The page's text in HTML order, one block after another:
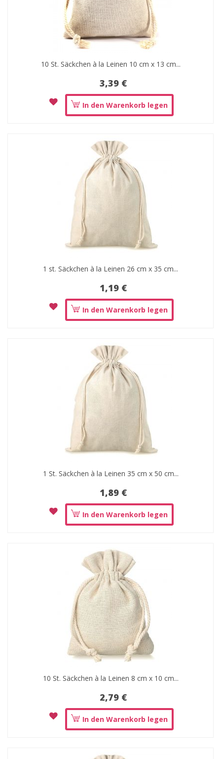
10 St. Säckchen à la Leinen 10 cm x 13 cm...
3,39 €
In den Warenkorb legen
1 st. Säckchen à la Leinen 26 cm x 35 cm...
1,19 €
In den Warenkorb legen
1 St. Säckchen à la Leinen 35 cm x 50 cm...
1,89 €
In den Warenkorb legen
10 St. Säckchen à la Leinen 8 cm x 10 cm...
2,79 €
In den Warenkorb legen